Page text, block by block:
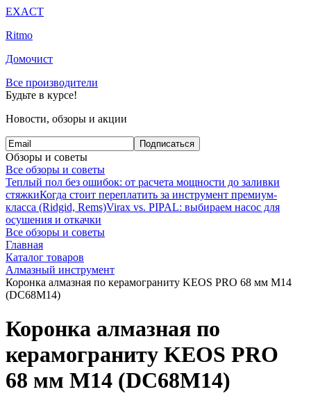
EXACT
Ritmo
Домочист
Все производители
Будьте в курсе!
Новости, обзоры и акции
Подписаться
Обзоры и советы
Все обзоры и советы
Теплый пол без ошибок: от расчета мощности до заливки
стяжкиКогда стоит переплатить за инструмент премиум-
класса (Ridgid, Rems)Virax vs. PIPAL: выбираем насос для
осушения и откачки
Все обзоры и советы
Главная
Каталог товаров
Алмазный инструмент
Коронка алмазная по керамограниту KEOS PRO 68 мм M14
(DC68M14)
Коронка алмазная по
керамограниту KEOS PRO
68 мм M14 (DC68M14)